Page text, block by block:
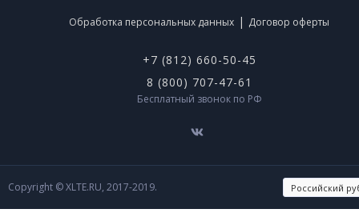
Обработка персональных данных | Договор оферты
+7 (812) 660-50-45
8 (800) 707-47-61
Бесплатный звонок по РФ
Copyright © XLTE.RU, 2017-2019.